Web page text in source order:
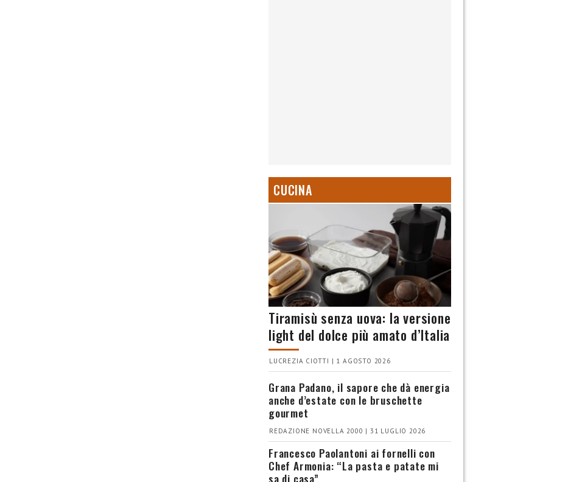
CUCINA
Tiramisù senza uova: la versione
light del dolce più amato d’Italia
LUCREZIA CIOTTI | 1 AGOSTO 2026
Grana Padano, il sapore che dà energia
anche d’estate con le bruschette
gourmet
REDAZIONE NOVELLA 2000 | 31 LUGLIO 2026
Francesco Paolantoni ai fornelli con
Chef Armonia: “La pasta e patate mi
sa di casa”